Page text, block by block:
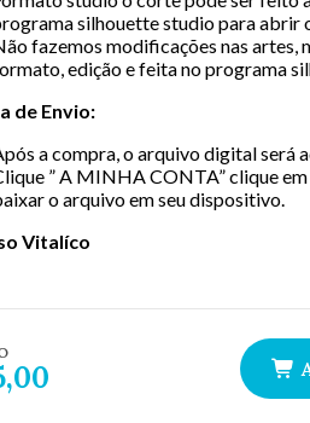
silhouette studio para abrir
fazemos modificações nas artes,
edição e feita no programa
de Envio:
a compra, o arquivo digital será
” A MINHA CONTA” clique
o arquivo em seu dispositivo.
Vitalíco